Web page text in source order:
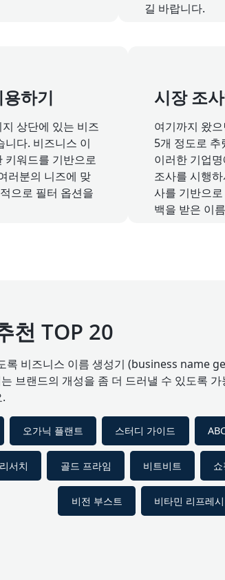
길 바랍니다.
하기
상단에 있는 비즈
니다. 비즈니스 이
키워드를 기반으로
러분의 니즈에 맞
으로 필터 옵션을
시장 조
여기까지 왔
5개 정도로 추
이러한 기업
조사를 시행
사를 기반으
백을 받은 이
천 TOP 20
록 비즈니스 이름 생성기 (business name
브랜드의 개성을 좀 더 드러낼 수 있도록
오가닉 플랜트 스터디 가이드
서치 골드 프라임 비트비트
비전 부스트 비타민 리프레시